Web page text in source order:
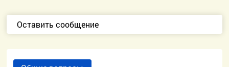
Оставить сообщение